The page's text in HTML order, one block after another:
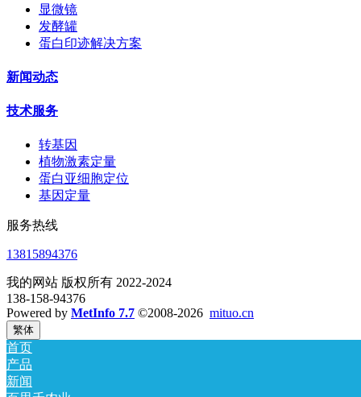
显微镜
发酵罐
蛋白印迹解决方案
新闻动态
技术服务
转基因
植物激素定量
蛋白亚细胞定位
基因定量
服务热线
13815894376
我的网站 版权所有 2022-2024
138-158-94376
Powered by MetInfo 7.7 ©2008-2026 mituo.cn
繁体
首页
产品
新闻